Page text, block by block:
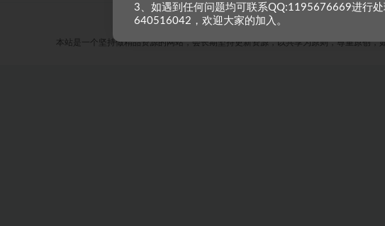
Copyright © 2023 小甘牛人资源网
本站是一个坚持做精品资源的网站，会长期坚持更新资源，以共享为原则，尊重原创，
3、如遇到任何问题均可联系QQ:1195676669进行处
640516042，欢迎大家的加入。